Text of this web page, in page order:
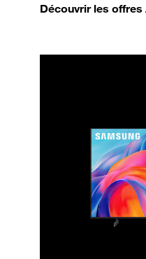
Découvrir les offres